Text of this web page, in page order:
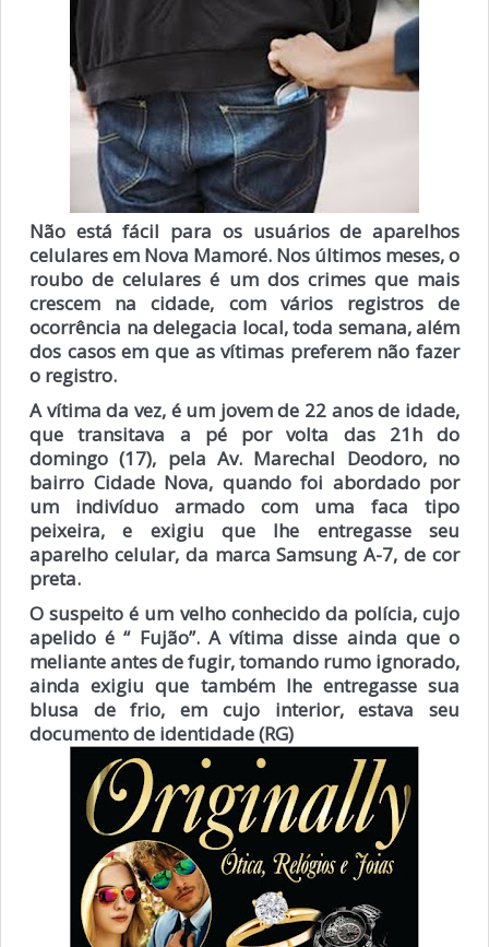
Não está fácil para os usuários de aparelhos
celulares em Nova Mamoré. Nos últimos meses, o
roubo de celulares é um dos crimes que mais
crescem na cidade, com vários registros de
ocorrência na delegacia local, toda semana, além
dos casos em que as vítimas preferem não fazer
o registro.
A vítima da vez, é um jovem de 22 anos de idade,
que transitava a pé por volta das 21h do
domingo (17), pela Av. Marechal Deodoro, no
bairro Cidade Nova, quando foi abordado por
um indivíduo armado com uma faca tipo
peixeira, e exigiu que lhe entregasse seu
aparelho celular, da marca Samsung A-7, de cor
preta.
O suspeito é um velho conhecido da polícia, cujo
apelido é “ Fujão”. A vítima disse ainda que o
meliante antes de fugir, tomando rumo ignorado,
ainda exigiu que também lhe entregasse sua
blusa de frio, em cujo interior, estava seu
documento de identidade (RG)